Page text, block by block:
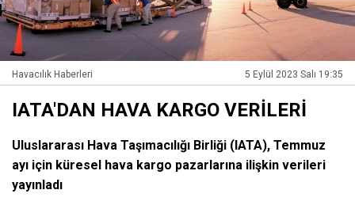
Havacılık Haberleri 5 Eylül 2023 Salı 19:35
IATA'DAN HAVA KARGO VERİLERİ
Uluslararası Hava Taşımacılığı Birliği (IATA), Temmuz
ayı için küresel hava kargo pazarlarına ilişkin verileri
yayınladı